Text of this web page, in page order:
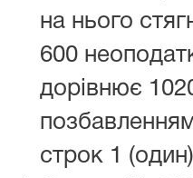
на нього
600
дорівнює
строк 1 (один)